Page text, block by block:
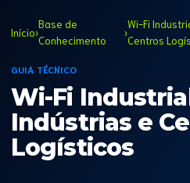
Início›
Base de
Conhecimento
›
Wi-Fi
Centros
GUIA TÉCNICO
Wi-Fi
Indústrias e
Logísticos